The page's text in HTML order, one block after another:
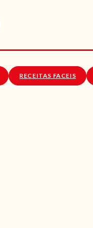
RECEITAS FACEIS